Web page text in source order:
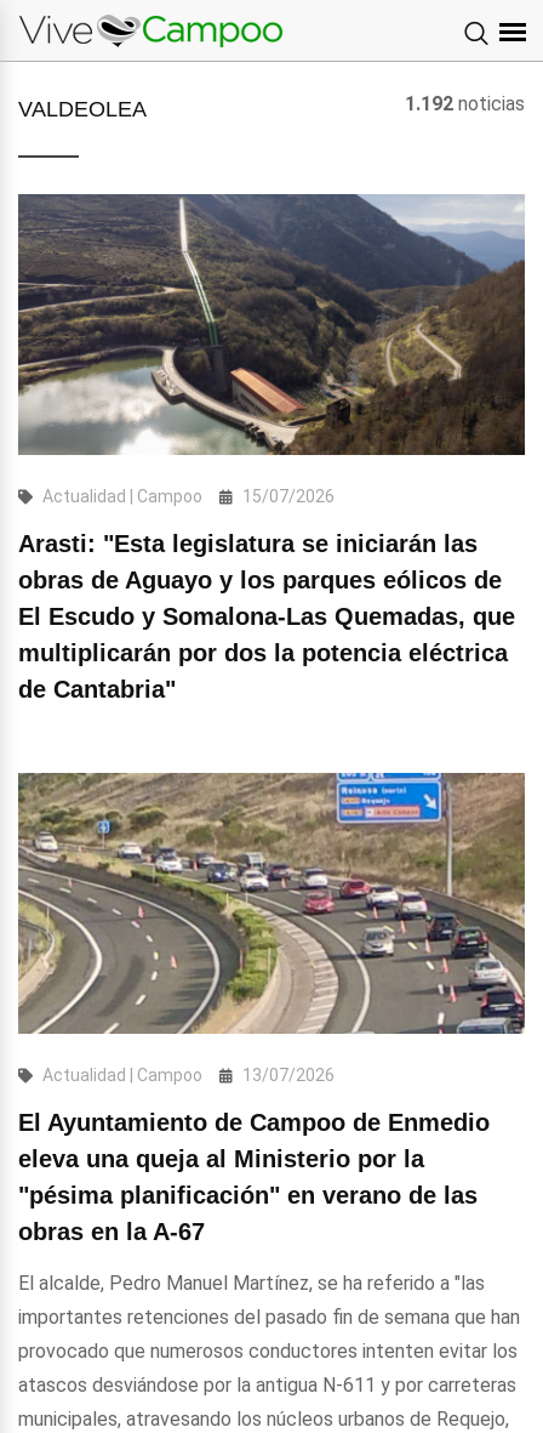
VALDEOLEA 1.192noticias
Actualidad | Campoo 15/07/2026
Arasti: "Esta legislatura se iniciarán las
obras de Aguayo y los parques eólicos de
El Escudo y Somalona-Las Quemadas, que
multiplicarán por dos la potencia eléctrica
de Cantabria"
Actualidad | Campoo 13/07/2026
El Ayuntamiento de Campoo de Enmedio
eleva una queja al Ministerio por la
"pésima planificación" en verano de las
obras en la A-67
El alcalde, Pedro Manuel Martínez, se ha referido a "las
importantes retenciones del pasado fin de semana que han
provocado que numerosos conductores intenten evitar los
atascos desviándose por la antigua N-611 y por carreteras
municipales, atravesando los núcleos urbanos de Requejo,